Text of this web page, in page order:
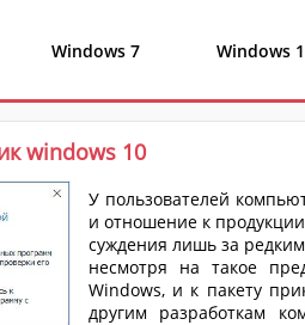
Windows 7 Windows
windows 10
У пользователей
и отношение к
суждения лишь за
несмотря на такое
Windows, и к пакету
другим разработкам